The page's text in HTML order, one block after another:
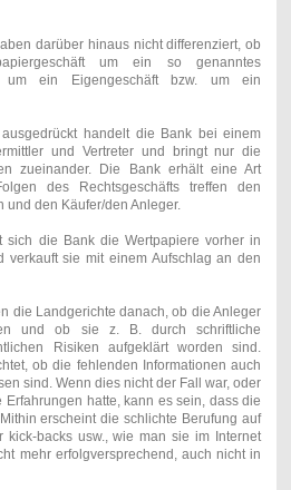
darüber hinaus nicht differenziert, ob
um ein so genanntes
um ein Eigengeschäft bzw. um ein
handelt die Bank bei einem
und Vertreter und bringt nur die
zueinander. Die Bank erhält eine Art
des Rechtsgeschäfts treffen den
und den Käufer/den Anleger.
sich die Bank die Wertpapiere vorher in
verkauft sie mit einem Aufschlag an den
die Landgerichte danach, ob die Anleger
und ob sie z. B. durch schriftliche
Risiken aufgeklärt worden sind.
ob die fehlenden Informationen auch
sind. Wenn dies nicht der Fall war, oder
hatte, kann es sein, dass die
erscheint die schlichte Berufung auf
kick-backs usw., wie man sie im Internet
mehr erfolgversprechend, auch nicht in